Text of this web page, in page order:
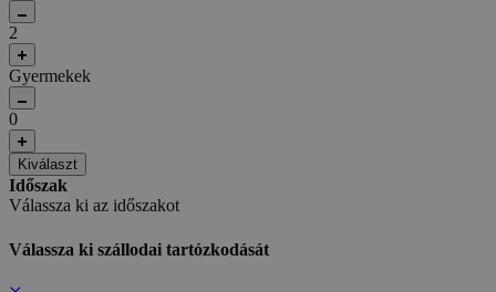
2
Gyermekek
0
Kiválaszt
Időszak
Válassza ki az időszakot
Válassza ki szállodai tartózkodását